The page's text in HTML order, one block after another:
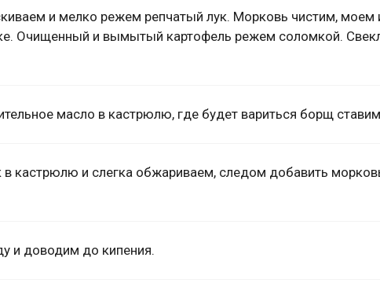
и мелко режем репчатый лук. Морковь чистим, моем
Очищенный и вымытый картофель режем соломкой.
масло в кастрюлю, где будет вариться борщ
кастрюлю и слегка обжариваем, следом добавить
и доводим до кипения.